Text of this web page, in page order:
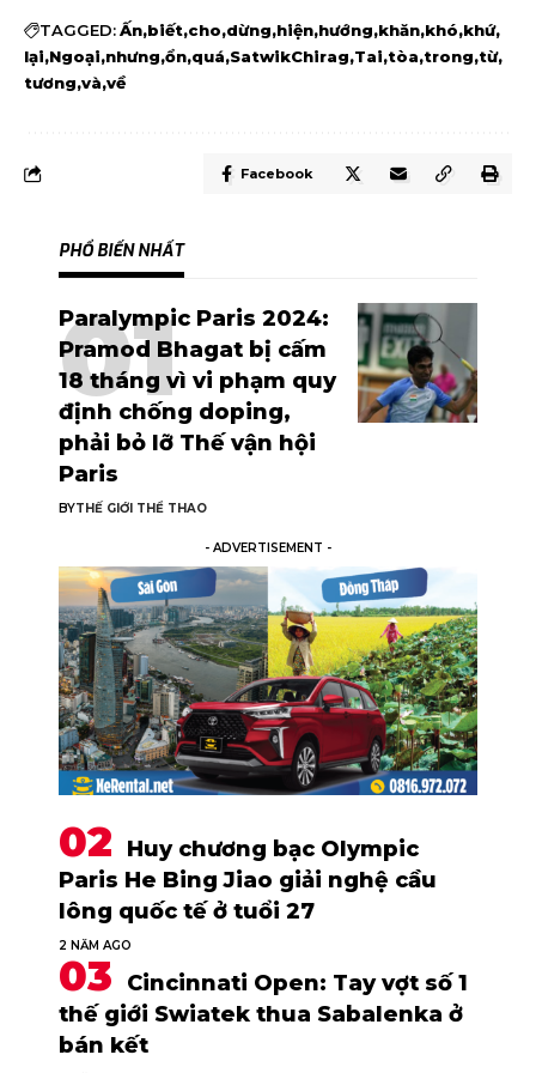
TAGGED:Ấn biết cho dừng hiện hướng khăn khó khứ
lại Ngoại nhưng ổn quá SatwikChirag Tai tòa trong từ
tương và về
Facebook
PHỔ BIẾN NHẤT
Paralympic Paris 2024:
Pramod Bhagat bị cấm
18 tháng vì vi phạm quy
định chống doping,
phải bỏ lỡ Thế vận hội
Paris
BYTHẾ GIỚI THỂ THAO
- ADVERTISEMENT -
Huy chương bạc Olympic
Paris He Bing Jiao giải nghệ cầu
lông quốc tế ở tuổi 27
2 NĂM AGO
Cincinnati Open: Tay vợt số 1
thế giới Swiatek thua Sabalenka ở
bán kết